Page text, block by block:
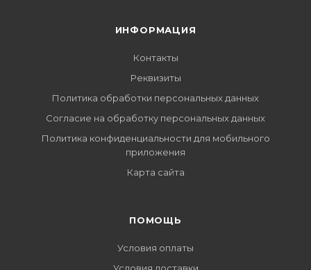
ИНФОРМАЦИЯ
Контакты
Реквизиты
Политика обработки персональных данных
Согласие на обработку персональных данных
Политика конфиденциальности для мобильного
приложения
Карта сайта
ПОМОЩЬ
Условия оплаты